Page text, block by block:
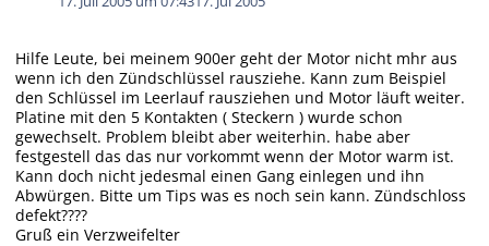
Hilfe Leute, bei meinem 900er geht der Motor nicht mhr aus
wenn ich den Zündschlüssel rausziehe. Kann zum Beispiel
den Schlüssel im Leerlauf rausziehen und Motor läuft weiter.
Platine mit den 5 Kontakten ( Steckern ) wurde schon
gewechselt. Problem bleibt aber weiterhin. habe aber
festgestell das das nur vorkommt wenn der Motor warm ist.
Kann doch nicht jedesmal einen Gang einlegen und ihn
Abwürgen. Bitte um Tips was es noch sein kann. Zündschloss
defekt????
Gruß ein Verzweifelter